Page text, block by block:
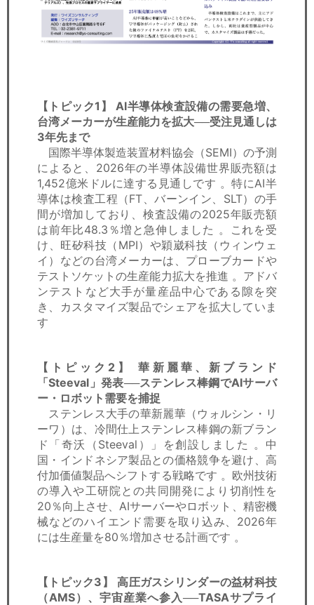
【トピック1】
AI半導体検査設備の需要急増、
台湾メーカーが生産能力を拡大──受注見通しは
3年先まで
国際半導体製造装置材料協会（SEMI）の予測
によると、2026年の半導体設備世界販売額は
1,452億米ドルに達する見通しです 。特にAI半
導体は検査工程（FT、バーンイン、SLT）の手
間が増加しており、検査設備の2025年販売額
は前年比48.3％増と急伸しました 。これを受
け、旺矽科技（MPI）や穎崴科技（ウィンウェ
イ）などの台湾メーカーは、プローブカードや
テストソケットの生産能力拡大を推進 。アドバ
ンテストなど大手が量産品中心である隙を突
き、カスタマイズ製品でシェアを拡大していま
す
【トピック2】
華新麗華、新ブランド
「Steeval」発表──ステンレス棒鋼でAIサーバ
ー・ロボット需要を捕捉
ステンレス大手の華新麗華（ウォルシン・リ
ーワ）は、冷間仕上ステンレス棒鋼の新ブラン
ド「奇沃（Steeval）」を創設しました 。中
国・インドネシア製品との価格競争を避け、高
付加価値製品へシフトする戦略です 。欧州技術
の導入や工研院との共同開発により切削性を
20％向上させ、AIサーバーやロボット、精密機
械などのハイエンド需要を取り込み、2026年
には生産量を80％増加させる計画です 。
【トピック3】
高圧ガスシリンダーの益材科技
（AMS）、宇宙産業へ参入──TASAサプライ